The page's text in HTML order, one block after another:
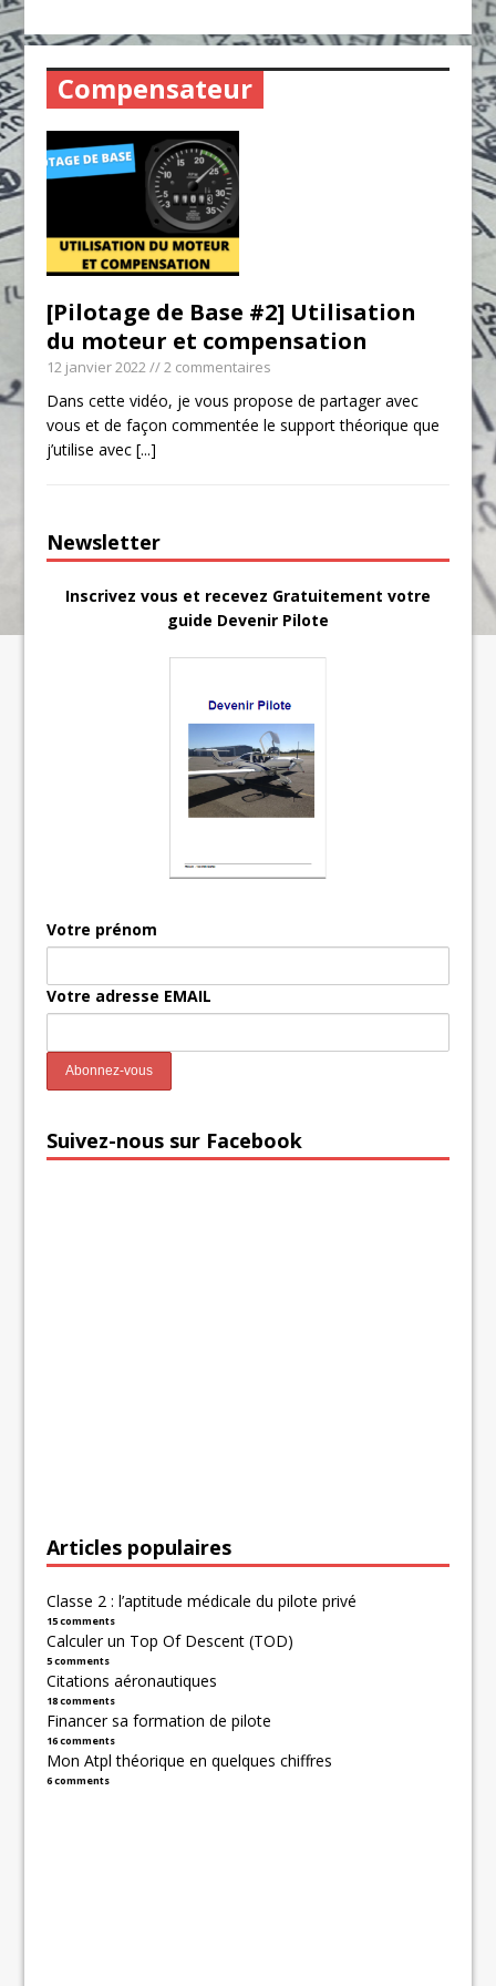
Compensateur
[Pilotage de Base #2] Utilisation
du moteur et compensation
12 janvier 2022// 2 commentaires
Dans cette vidéo, je vous propose de partager avec
vous et de façon commentée le support théorique que
j’utilise avec[...]
Newsletter
Inscrivez vous et recevez Gratuitement votre
guide Devenir Pilote
Votre prénom
Votre adresse EMAIL
Suivez-nous sur Facebook
Articles populaires
Classe 2 : l’aptitude médicale du pilote privé
15 comments
Calculer un Top Of Descent (TOD)
5 comments
Citations aéronautiques
18 comments
Financer sa formation de pilote
16 comments
Mon Atpl théorique en quelques chiffres
6 comments